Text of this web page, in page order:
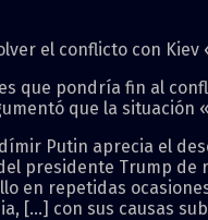
el conflicto con Kiev
que pondría fin al
que la
Putin aprecia el
presidente Trump
en repetidas
[…] con sus causas